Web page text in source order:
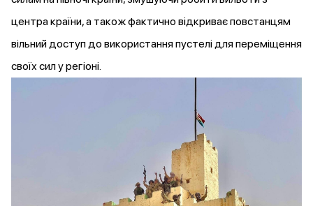
центра країни, а також фактично відкриває повстанцям
вільний доступ до використання пустелі для переміщення
своїх сил у регіоні.